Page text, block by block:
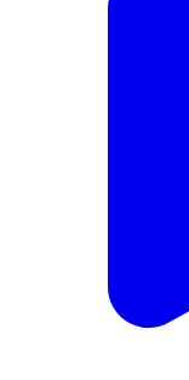
उत्तर प्रदेश के